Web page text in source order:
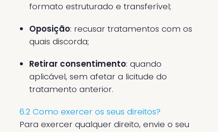
formato estruturado e transferível;
Oposição: recusar tratamentos com os
quais discorda;
Retirar consentimento: quando
aplicável, sem afetar a licitude do
tratamento anterior.
6.2 Como exercer os seus direitos?
Para exercer qualquer direito, envie o seu